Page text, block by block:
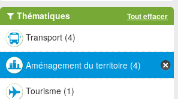
Thématiques Tout effacer
Transport (4)
Aménagement du territoire (4)
Tourisme (1)